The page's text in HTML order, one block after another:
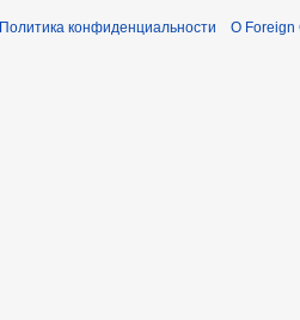
Политика конфиденциальности О Foreign